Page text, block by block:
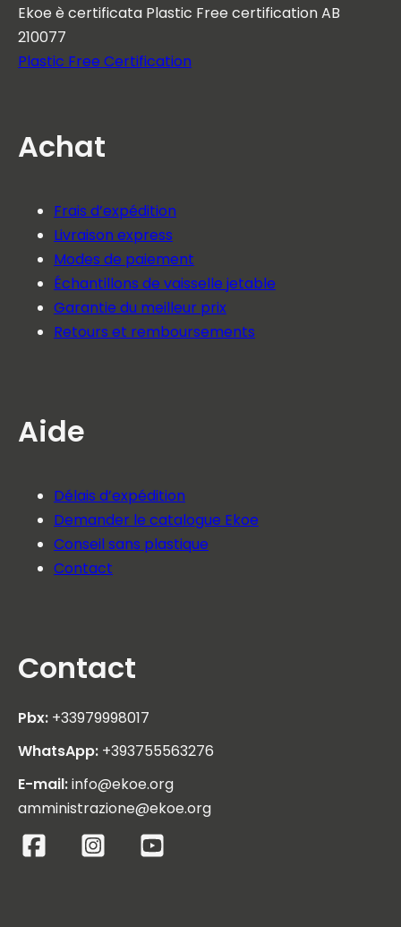
Ekoe è certificata Plastic Free certification AB
210077
Plastic Free Certification
Achat
Frais d’expédition
Livraison express
Modes de paiement
Échantillons de vaisselle jetable
Garantie du meilleur prix
Retours et remboursements
Aide
Délais d’expédition
Demander le catalogue Ekoe
Conseil sans plastique
Contact
Contact
Pbx: +33979998017
WhatsApp: +393755563276
E-mail:info@ekoe.org
amministrazione@ekoe.org